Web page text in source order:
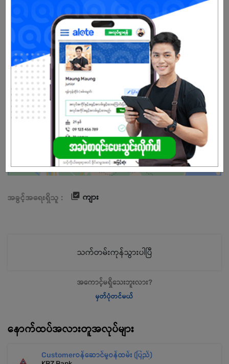
အကျိုးအမြတ်
လစာ: ညှိနှိုင်း (အတွေ့အကြုံပေါ် မူတည်၍)
အခွင့်အရေးရှိသူ : ကျား
သက်တမ်းကုန်သွားပါပြီ
အကောင့်မရှိသေးဘူးလား?
မှတ်ပုံတင်မယ်
နောက်ထပ်အလားတူအလုပ်များ
Customerဝန်ဆောင်မှုဝန်ထမ်း (ပြည်)